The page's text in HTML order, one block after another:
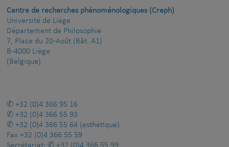
Centre de recherches phénoménologiques (Creph)
Université de Liège
Département de Philosophie
7, Place du 20-Août (Bât. A1)
B-4000 Liège
(Belgique)
+32 (0)4 366 95 16
+32 (0)4 366 55 93
+32 (0)4 366 55 64 (esthétique)
Fax +32 (0)4 366 55 59